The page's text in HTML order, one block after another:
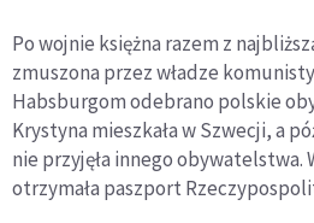
Po wojnie księżna razem z
zmuszona przez władze
Habsburgom odebrano polskie
Krystyna mieszkała w Szwecji, a
nie przyjęła innego obywatelstwa.
otrzymała paszport